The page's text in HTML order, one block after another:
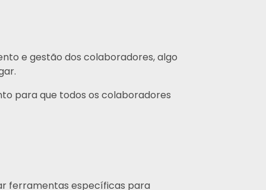
e gestão dos colaboradores, algo
para que todos os colaboradores
ferramentas específicas para